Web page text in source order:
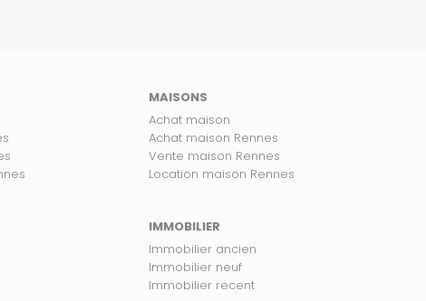
MAISONS
Achat maison
Achat maison Rennes
Vente maison Rennes
Location maison Rennes
IMMOBILIER
Immobilier ancien
Immobilier neuf
Immobilier recent